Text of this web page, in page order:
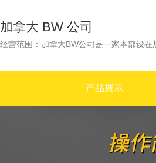
加拿大 BW 公司
产品展示